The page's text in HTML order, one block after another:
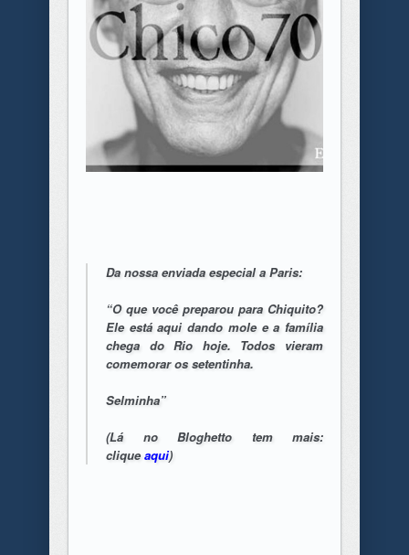
Da nossa enviada especial a Paris:
“O que você preparou para Chiquito?
Ele está aqui dando mole e a família
chega do Rio hoje. Todos vieram
comemorar os setentinha.
Selminha”
(Lá no Bloghetto tem mais:
cliqueaqui)